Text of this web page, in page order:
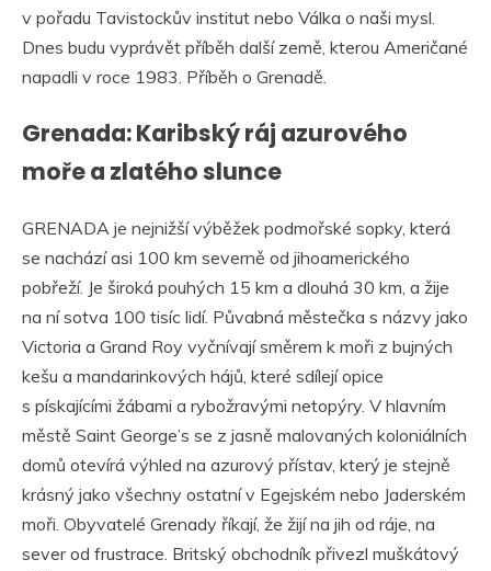
v pořadu Tavistockův institut nebo Válka o naši mysl.
Dnes budu vyprávět příběh další země, kterou Američané
napadli v roce 1983. Příběh o Grenadě.
Grenada: Karibský ráj azurového
moře a zlatého slunce
GRENADA je nejnižší výběžek podmořské sopky, která
se nachází asi 100 km severně od jihoamerického
pobřeží. Je široká pouhých 15 km a dlouhá 30 km, a žije
na ní sotva 100 tisíc lidí. Půvabná městečka s názvy jako
Victoria a Grand Roy vyčnívají směrem k moři z bujných
kešu a mandarinkových hájů, které sdílejí opice
s pískajícími žábami a rybožravými netopýry. V hlavním
městě Saint George’s se z jasně malovaných koloniálních
domů otevírá výhled na azurový přístav, který je stejně
krásný jako všechny ostatní v Egejském nebo Jaderském
moři. Obyvatelé Grenady říkají, že žijí na jih od ráje, na
sever od frustrace. Britský obchodník přivezl muškátový